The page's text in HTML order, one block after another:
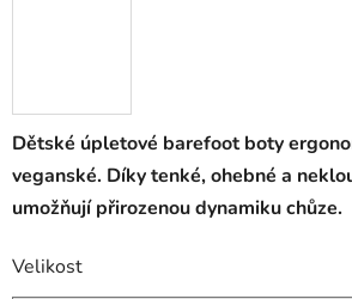
Dětské úpletové barefoot boty
veganské. Díky tenké, ohebné a
umožňují přirozenou dynamiku chůze.
Velikost